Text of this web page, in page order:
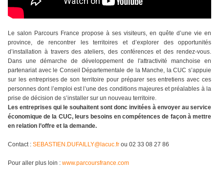
Le salon Parcours France propose à ses visiteurs, en quête d’une vie en
province, de rencontrer les territoires et d’explorer des opportunités
d’installation à travers des ateliers, des conférences et des rendez-vous.
Dans une démarche de développement de l'attractivité manchoise en
partenariat avec le Conseil Départementale de la Manche, la CUC s’appuie
sur les entreprises de son territoire pour préparer ses entretiens avec ces
personnes dont l’emploi est l’une des conditions majeures et préalables à la
prise de décision de s’installer sur un nouveau territoire.
Les entreprises qui le souhaitent sont donc invitées à envoyer au service
économique de la CUC, leurs besoins en compétences de façon à mettre
en relation l’offre et la demande.
Contact : SEBASTIEN.DUFAILLY@lacuc.fr ou 02 33 08 27 86
Pour aller plus loin : www.parcoursfrance.com